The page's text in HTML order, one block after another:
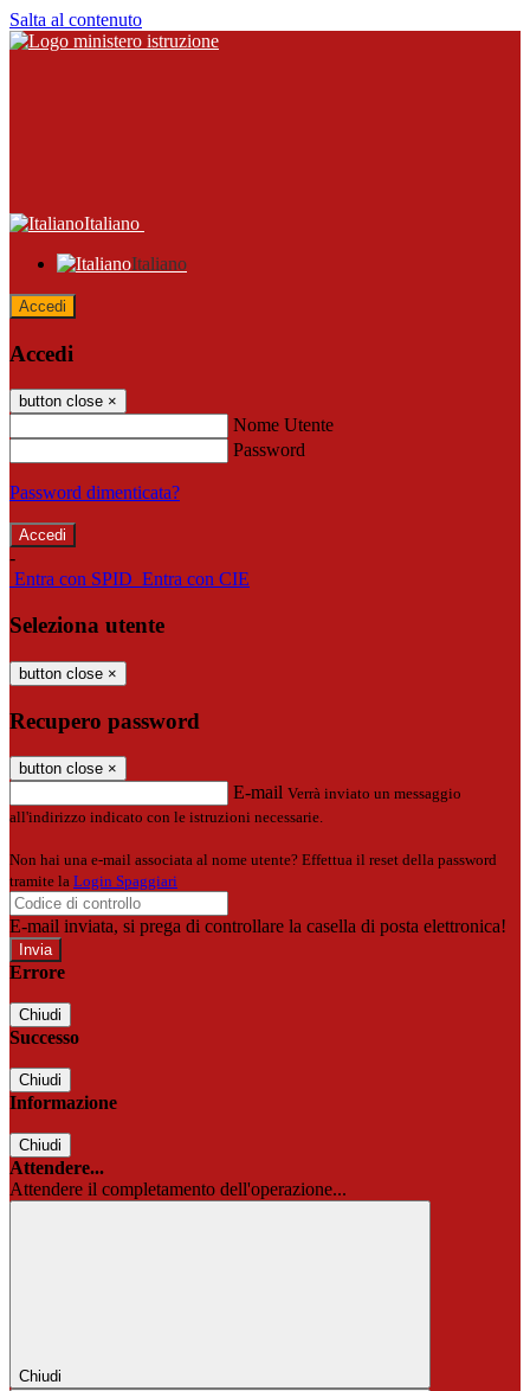
Salta al contenuto
Italiano
Italiano
Accedi
Accedi
button close ×
Nome Utente
Password
Password dimenticata?
-
Entra con SPID Entra con CIE
Seleziona utente
button close ×
Recupero password
button close ×
E-mail Verrà inviato un messaggio
all'indirizzo indicato con le istruzioni necessarie.
Non hai una e-mail associata al nome utente? Effettua il reset della password
tramite la Login Spaggiari
E-mail inviata, si prega di controllare la casella di posta elettronica!
Errore
Chiudi
Successo
Chiudi
Informazione
Chiudi
Attendere...
Attendere il completamento dell'operazione...
Chiudi